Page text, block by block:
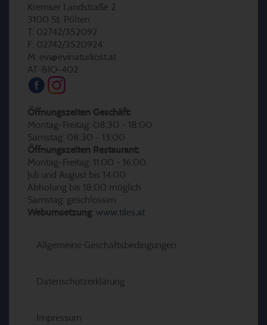
Kremser Landstraße 2
3100 St. Pölten
T: 02742/352092
F: 02742/3520924
M: evi@evinaturkost.at
AT-BIO-402
Öffnungszeiten Geschäft:
Montag-Freitag: 08:30 - 18:00
Samstag: 08:30 - 13:00
Öffnungszeiten Restaurant:
Montag-Freitag: 11:00 - 16:00
Juli und August bis 14:00
Abholung bis 18:00 möglich
Samstag: geschlossen
Webumsetzung: www.tiles.at
Allgemeine Geschäftsbedingungen
Datenschutzerklärung
Impressum